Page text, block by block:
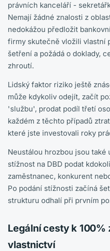
právních kanceláří -
Nemají žádné znalosti z
nedokážou předložit
firmy skutečně vložili vlastní
šetření a požádá o doklady,
zhroutí.
Lidský faktor riziko ještě
může kdykoliv odejít, začít
'službu', prodat podíl třetí
každém z těchto případů
které jste investovali roky
Neustálou hrozbou jsou také
stížnost na DBD podat
zaměstnanec, konkurent
Po podání stížnosti začíná
strukturu odhalí při prvním
Legální cesty k 100%
vlastnictví